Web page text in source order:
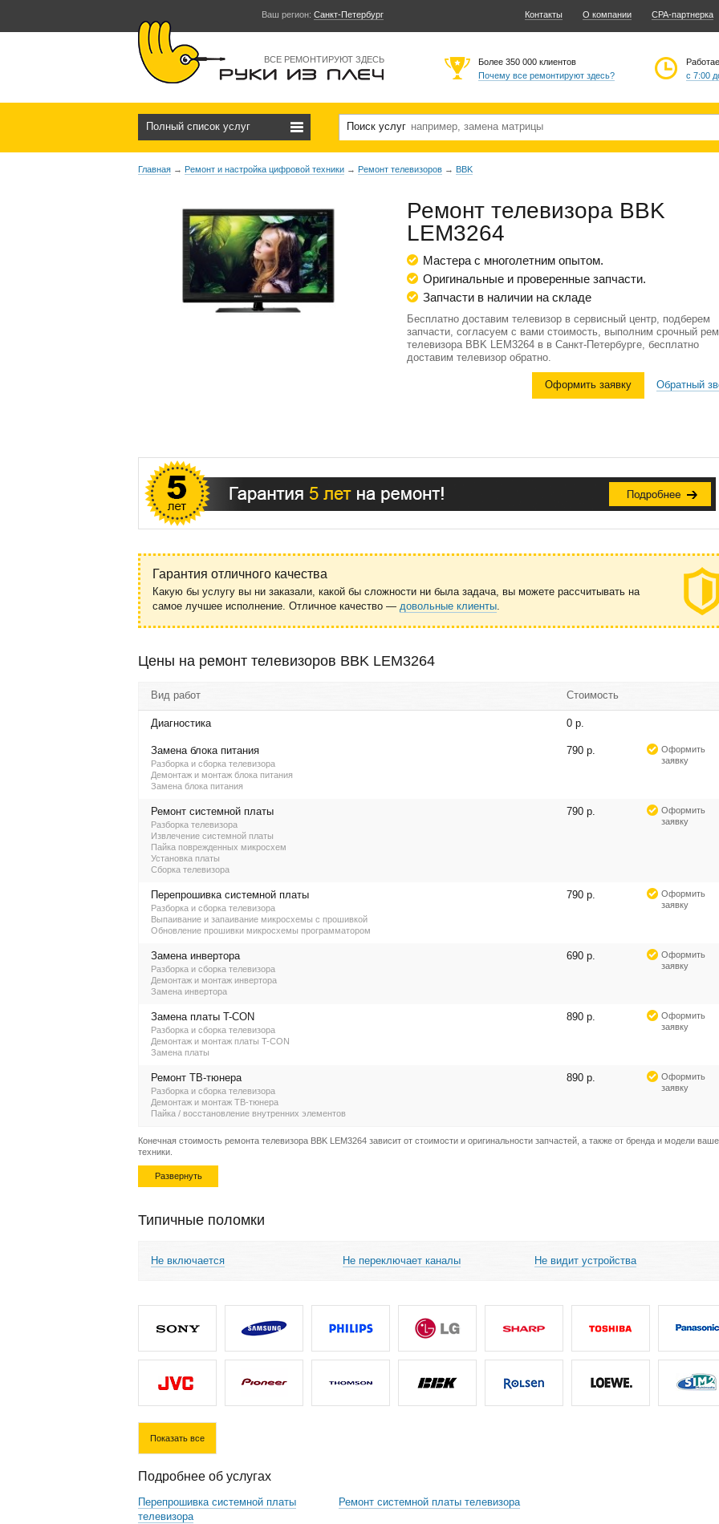
Ваш регион: Санкт-Петербург Контакты О компании CPA-партнерка
ВСЕ РЕМОНТИРУЮТ ЗДЕСЬ
с 7:00
Более 350 000 клиентов
Почему все ремонтируют здесь?
Полный список услуг Поиск услуг
Главная → Ремонт и настройка цифровой техники → Ремонт телевизоров → BBK
Ремонт телевизора BBK
LEM3264
Мастера с многолетним опытом.
Оригинальные и проверенные запчасти.
Запчасти в наличии на складе
Бесплатно доставим телевизор в сервисный центр, подберем
запчасти, согласуем с вами стоимость, выполним срочный
телевизора BBK LEM3264 в в Санкт-Петербурге, бесплатно
доставим телевизор обратно.
Оформить заявку Обратный
Гарантия отличного качества
Какую бы услугу вы ни заказали, какой бы сложности ни была задача, вы можете рассчитывать на
самое лучшее исполнение. Отличное качество — довольные клиенты.
Цены на ремонт телевизоров BBK LEM3264
Вид работ Стоимость
Диагностика 0 р.
Замена блока питания
Разборка и сборка телевизора
Демонтаж и монтаж блока питания
Замена блока питания
790 р.
Оформить
заявку
Ремонт системной платы
Разборка телевизора
Извлечение системной платы
Пайка поврежденных микросхем
Установка платы
Сборка телевизора
790 р.
Оформить
заявку
Перепрошивка системной платы
Разборка и сборка телевизора
Выпаивание и запаивание микросхемы с прошивкой
Обновление прошивки микросхемы программатором
790 р.
Оформить
заявку
Замена инвертора
Разборка и сборка телевизора
Демонтаж и монтаж инвертора
Замена инвертора
690 р.
Оформить
заявку
Замена платы T-CON
Разборка и сборка телевизора
Демонтаж и монтаж платы T-CON
Замена платы
890 р.
Оформить
заявку
Ремонт ТВ-тюнера
Разборка и сборка телевизора
Демонтаж и монтаж ТВ-тюнера
Пайка / восстановление внутренних элементов
890 р.
Оформить
заявку
Конечная стоимость ремонта телевизора BBK LEM3264 зависит от стоимости и оригинальности запчастей, а также от бренда и модели
техники.
Развернуть
Типичные поломки
Не включается Не переключает каналы Не видит устройства
Показать все
Подробнее об услугах
Перепрошивка системной платы
телевизора
Ремонт системной платы телевизора